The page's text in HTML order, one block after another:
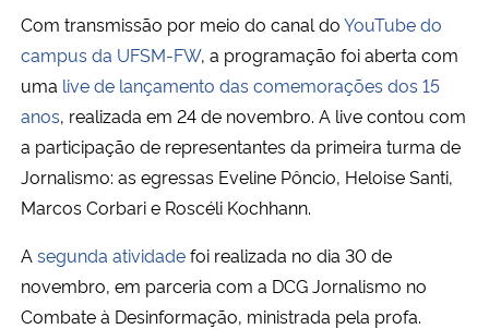
Com transmissão por meio do canal doYouTube do
campus da UFSM-FW, a programação foi aberta com
uma live de lançamento das comemorações dos 15
anos, realizada em 24 de novembro. A live contou com
a participação de representantes da primeira turma de
Jornalismo: as egressas Eveline Pôncio, Heloise Santi,
Marcos Corbari e Roscéli Kochhann.
A segunda atividadefoi realizada no dia 30 de
novembro, em parceria com a DCG Jornalismo no
Combate à Desinformação, ministrada pela profa.